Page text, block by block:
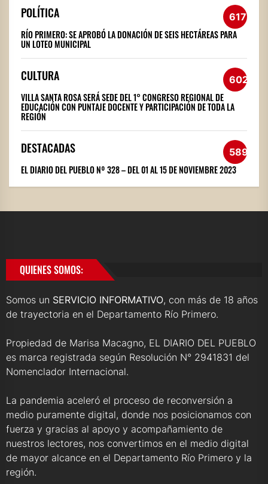
POLÍTICA 617
RÍO PRIMERO: SE APROBÓ LA DONACIÓN DE SEIS HECTÁREAS PARA
UN LOTEO MUNICIPAL
CULTURA 602
VILLA SANTA ROSA SERÁ SEDE DEL 1° CONGRESO REGIONAL DE
EDUCACIÓN CON PUNTAJE DOCENTE Y PARTICIPACIÓN DE TODA LA
REGIÓN
DESTACADAS 589
EL DIARIO DEL PUEBLO Nº 328 – DEL 01 AL 15 DE NOVIEMBRE 2023
QUIENES SOMOS:
Somos un SERVICIO INFORMATIVO, con más de 18 años
de trayectoria en el Departamento Río Primero.
Propiedad de Marisa Macagno, EL DIARIO DEL PUEBLO
es marca registrada según Resolución N° 2941831 del
Nomenclador Internacional.
La pandemia aceleró el proceso de reconversión a
medio puramente digital, donde nos posicionamos con
fuerza y gracias al apoyo y acompañamiento de
nuestros lectores, nos convertimos en el medio digital
de mayor alcance en el Departamento Río Primero y la
región.